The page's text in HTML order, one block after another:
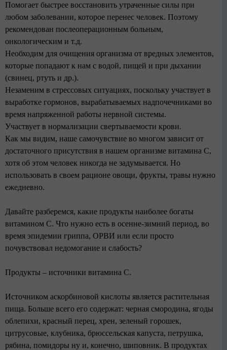
Помогает быстрее восстановить утраченные силы при
любом заболевании, которое перенес человек. Поэтому
рекомендован послеоперационным больным,
онкологическим и т.д.
Необходим для очищения организма от вредных элементов,
которые попадают к нам с водой, пищей и при дыхании
(свинец, ртуть и др.).
Незаменим в стрессовых ситуациях, поскольку участвует в
выработке гормонов, вырабатываемых надпочечниками во
время напряженной работы нервной системы.
Участвует в нормализации свертываемости крови.
Как мы видим, наше самочувствие во многом зависит от
достаточного присутствия в нашем организме витамина С,
хотя об этом человек никогда не задумывается. Но
использовать в своем рационе овощи, фрукты, травы нужно
ежедневно.
Давайте разберемся, какие продукты наиболее богаты
витамином С. Что нужно есть в осенне-зимний период, во
время эпидемии гриппа, ОРВИ или если просто
почувствовал недомогание и слабость?
Продукты – источники витамина С.
Источником аскорбиновой кислоты является растительная
пища. Больше всего его содержат: черная смородина, ягоды
облепихи, красный перец, хрен, зеленый горошек,
цитрусовые, клубника, брюссельская капуста, петрушка,
рябина, помидоры ну и, конечно, шиповник. В продуктах